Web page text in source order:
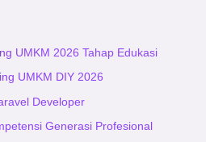
UMKM 2026 Tahap Edukasi
UMKM DIY 2026
Developer
Generasi Profesional